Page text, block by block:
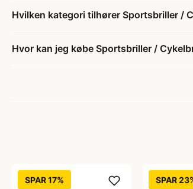
Hvilken kategori tilhører Sportsbriller /
Hvor kan jeg købe Sportsbriller /
SPAR 17% SPAR